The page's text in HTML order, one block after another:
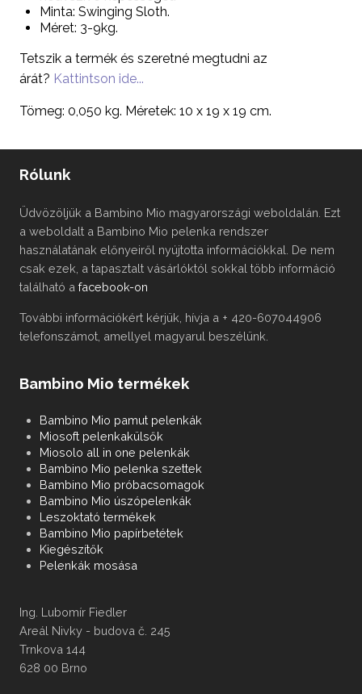
Minta: Swinging Sloth.
Méret: 3-9kg.
Tetszik a termék és szeretné megtudni az
árát? Kattintson ide...
Tömeg: 0,050 kg. Méretek: 10 x 19 x 19 cm.
Rólunk
Üdvözöljük a Bambino Mio magyarországi weboldalán. Ezt
a weboldalt a Bambino Mio pelenka rendszer
használatának előnyeiről nyújtotta információkkal. De nem
csak ezek, a tapasztalt vásárlóktól sokkal több információ
található a facebook-on
További információkért kérjük, hívja a + 420-607044906
telefonszámot, amellyel magyarul beszélünk.
Bambino Mio termékek
Bambino Mio pamut pelenkák
Miosoft pelenkakülsők
Miosolo all in one pelenkák
Bambino Mio pelenka szettek
Bambino Mio próbacsomagok
Bambino Mio úszópelenkák
Leszoktató termékek
Bambino Mio papírbetétek
Kiegészítők
Pelenkák mosása
Ing. Lubomír Fiedler
Areál Nivky - budova č. 245
Trnkova 144
628 00 Brno